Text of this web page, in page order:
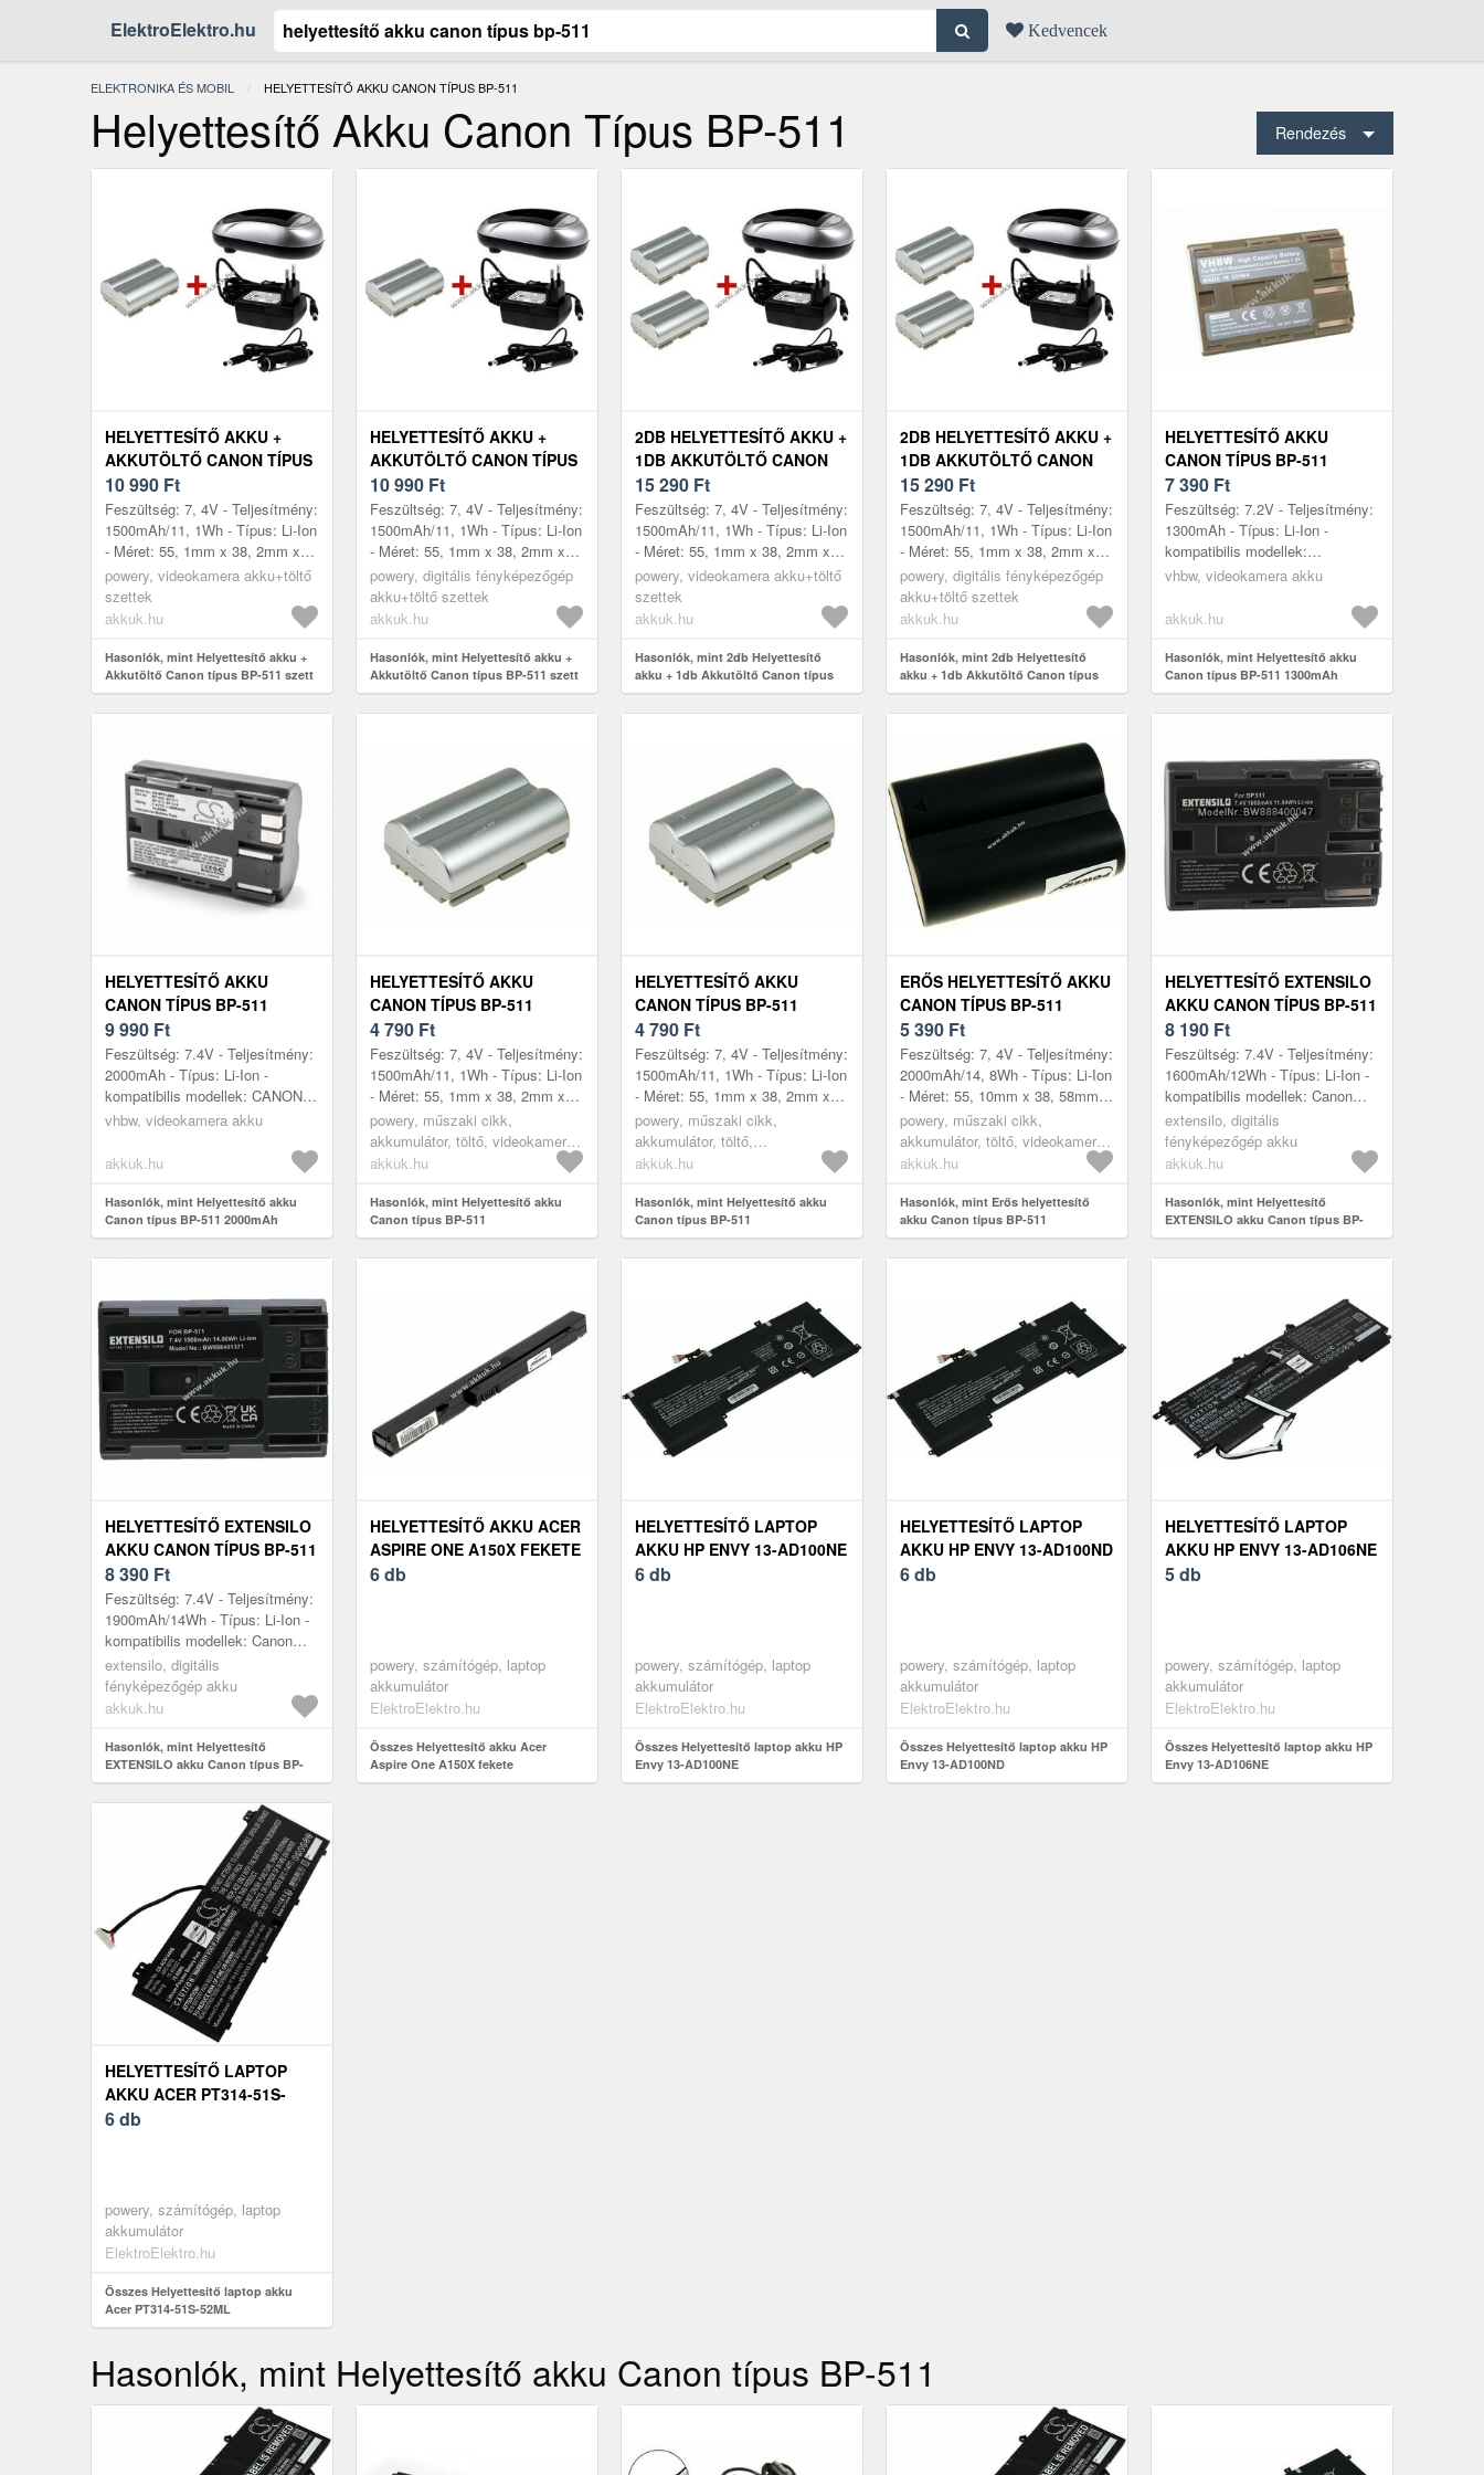
ElektroElektro.hu Kedvencek
ELEKTRONIKA ÉS MOBIL JELENLEGI:
HELYETTESÍTŐ AKKU CANON TÍPUS BP-511
Helyettesítő Akku Canon Típus BP-511 Rendezés
HELYETTESÍTŐ AKKU +
AKKUTÖLTŐ CANON TÍPUS
BP-511 SZETT
10 990 Ft
Feszültség: 7, 4V - Teljesítmény:
1500mAh/11, 1Wh - Típus: Li-Ion
- Méret: 55, 1mm x 38, 2mm x
21, 0mm
powery, videokamera akku+töltő
szettek
akkuk.hu
Hasonlók, mint Helyettesítő akku +
Akkutöltő Canon típus BP-511 szett
HELYETTESÍTŐ AKKU +
AKKUTÖLTŐ CANON TÍPUS
BP-511 SZETT
10 990 Ft
Feszültség: 7, 4V - Teljesítmény:
1500mAh/11, 1Wh - Típus: Li-Ion
- Méret: 55, 1mm x 38, 2mm x
21, 0mm
powery, digitális fényképezőgép
akku+töltő szettek
akkuk.hu
Hasonlók, mint Helyettesítő akku +
Akkutöltő Canon típus BP-511 szett
2DB HELYETTESÍTŐ AKKU +
1DB AKKUTÖLTŐ CANON
TÍPUS BP-511 SZETT
15 290 Ft
Feszültség: 7, 4V - Teljesítmény:
1500mAh/11, 1Wh - Típus: Li-Ion
- Méret: 55, 1mm x 38, 2mm x
21, 0mm
powery, videokamera akku+töltő
szettek
akkuk.hu
Hasonlók, mint 2db Helyettesítő
akku + 1db Akkutöltő Canon típus
BP-511 szett
2DB HELYETTESÍTŐ AKKU +
1DB AKKUTÖLTŐ CANON
TÍPUS BP-511 SZETT
15 290 Ft
Feszültség: 7, 4V - Teljesítmény:
1500mAh/11, 1Wh - Típus: Li-Ion
- Méret: 55, 1mm x 38, 2mm x
21, 0mm
powery, digitális fényképezőgép
akku+töltő szettek
akkuk.hu
Hasonlók, mint 2db Helyettesítő
akku + 1db Akkutöltő Canon típus
BP-511 szett
HELYETTESÍTŐ AKKU
CANON TÍPUS BP-511
1300MAH
7 390 Ft
Feszültség: 7.2V - Teljesítmény:
1300mAh - Típus: Li-Ion -
kompatibilis modellek:
Powershot-Serie: G1, G2, G3,
Serie: D...
vhbw, videokamera akku
akkuk.hu
Hasonlók, mint Helyettesítő akku
Canon típus BP-511 1300mAh
HELYETTESÍTŐ AKKU
CANON TÍPUS BP-511
2000MAH
9 990 Ft
Feszültség: 7.4V - Teljesítmény:
2000mAh - Típus: Li-Ion -
kompatibilis modellek: CANON
DM-MV100X, DM-MV100Xi, DM-
DM-MV45...
vhbw, videokamera akku
akkuk.hu
Hasonlók, mint Helyettesítő akku
Canon típus BP-511 2000mAh
HELYETTESÍTŐ AKKU
CANON TÍPUS BP-511
4 790 Ft
Feszültség: 7, 4V - Teljesítmény:
1500mAh/11, 1Wh - Típus: Li-Ion
- Méret: 55, 1mm x 38, 2mm x
21, 0mm
powery, műszaki cikk,
akkumulátor, töltő, videokamera
akkumulátor
akkuk.hu
Hasonlók, mint Helyettesítő akku
Canon típus BP-511
HELYETTESÍTŐ AKKU
CANON TÍPUS BP-511
4 790 Ft
Feszültség: 7, 4V - Teljesítmény:
1500mAh/11, 1Wh - Típus: Li-Ion
- Méret: 55, 1mm x 38, 2mm x
21, 0mm - kompatibilis modellek:
CANON DM-MV100X DM-...
powery, műszaki cikk,
akkumulátor, töltő,
digitáliskamera akkumulátor
akkuk.hu
Hasonlók, mint Helyettesítő akku
Canon típus BP-511
ERŐS HELYETTESÍTŐ AKKU
CANON TÍPUS BP-511
5 390 Ft
Feszültség: 7, 4V - Teljesítmény:
2000mAh/14, 8Wh - Típus: Li-Ion
- Méret: 55, 10mm x 38, 58mm x
20, 97mm
powery, műszaki cikk,
akkumulátor, töltő, videokamera
akkumulátor
akkuk.hu
Hasonlók, mint Erős helyettesítő
akku Canon típus BP-511
HELYETTESÍTŐ EXTENSILO
AKKU CANON TÍPUS BP-511
1600MAH
8 190 Ft
Feszültség: 7.4V - Teljesítmény:
1600mAh/12Wh - Típus: Li-Ion -
kompatibilis modellek: Canon
EOS 10D Canon EOS 1D Canon
EOS 20D Canon EOS 300D
Cano...
extensilo, digitális
fényképezőgép akku
akkuk.hu
Hasonlók, mint Helyettesítő
EXTENSILO akku Canon típus BP-
511 1600mAh
HELYETTESÍTŐ EXTENSILO
AKKU CANON TÍPUS BP-511
1900MAH
8 390 Ft
Feszültség: 7.4V - Teljesítmény:
1900mAh/14Wh - Típus: Li-Ion -
kompatibilis modellek: Canon
EOS 10D EOS 1D EOS 20D
EOS 300D EOS 30D EOS 40D
EOS 50...
extensilo, digitális
fényképezőgép akku
akkuk.hu
Hasonlók, mint Helyettesítő
EXTENSILO akku Canon típus BP-
511 1900mAh
HELYETTESÍTŐ AKKU ACER
ASPIRE ONE A150X FEKETE
6 db
powery, számítógép, laptop
akkumulátor
ElektroElektro.hu
Összes Helyettesítő akku Acer
Aspire One A150X fekete
HELYETTESÍTŐ LAPTOP
AKKU HP ENVY 13-AD100NE
6 db
powery, számítógép, laptop
akkumulátor
ElektroElektro.hu
Összes Helyettesítő laptop akku HP
Envy 13-AD100NE
HELYETTESÍTŐ LAPTOP
AKKU HP ENVY 13-AD100ND
6 db
powery, számítógép, laptop
akkumulátor
ElektroElektro.hu
Összes Helyettesítő laptop akku HP
Envy 13-AD100ND
HELYETTESÍTŐ LAPTOP
AKKU HP ENVY 13-AD106NE
5 db
powery, számítógép, laptop
akkumulátor
ElektroElektro.hu
Összes Helyettesítő laptop akku HP
Envy 13-AD106NE
HELYETTESÍTŐ LAPTOP
AKKU ACER PT314-51S-
52ML
6 db
powery, számítógép, laptop
akkumulátor
ElektroElektro.hu
Összes Helyettesítő laptop akku
Acer PT314-51S-52ML
Hasonlók, mint Helyettesítő akku Canon típus BP-511